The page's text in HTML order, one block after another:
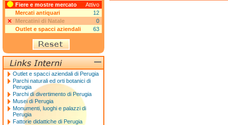
Fiere e mostre mercato
Attivo
Mercati antiquari
12
Mercatini di Natale
0
Outlet e spacci aziendali
63
Outlet e spacci aziendali di Perugia
Parchi naturali ed orti botanici di
Perugia
Parchi di divertimento di Perugia
Musei di Perugia
Monumenti, luoghi e palazzi di
Perugia
Fattorie didattiche di Perugia